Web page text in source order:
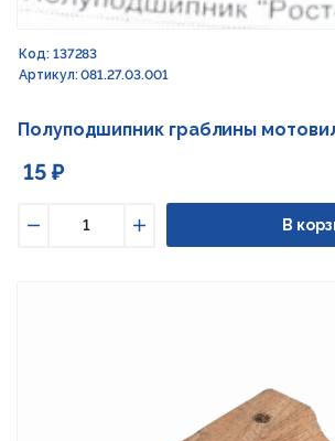
Код: 137283
Артикул: 081.27.03.001
Полуподшипник граблины
15 ₽
Увеличить
В